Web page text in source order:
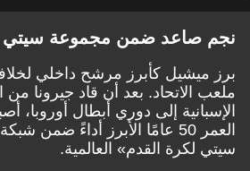
نجم صاعد ضمن مجموعة سيتي
برز ميشيل كأبرز مرشح داخلي
ملعب الاتحاد. بعد أن قاد جيرونا من
الإسبانية إلى دوري أبطال أوروبا،
العمر 50 عامًا الأبرز أداءً ضمن
سيتي لكرة القدم» العالمية.